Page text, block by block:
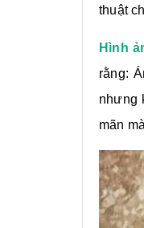
thuật
Hình
rằng:
nhưng
mãn